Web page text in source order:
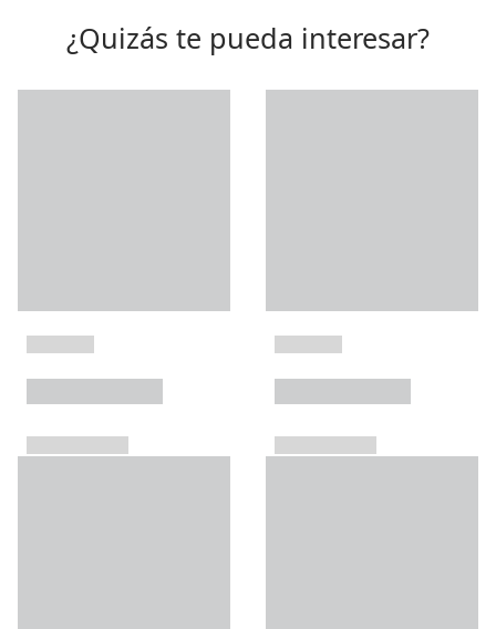
¿Quizás te pueda interesar?